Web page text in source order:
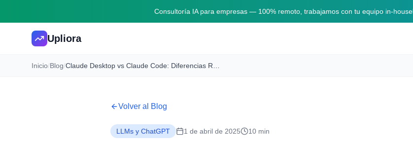
Consultoría IA para empresas — 100% remoto, trabajamos con tu equipo in-house
Upliora
Inicio/Blog/
Volver al Blog
LLMs y ChatGPT 1 de abril de 2025 10 min